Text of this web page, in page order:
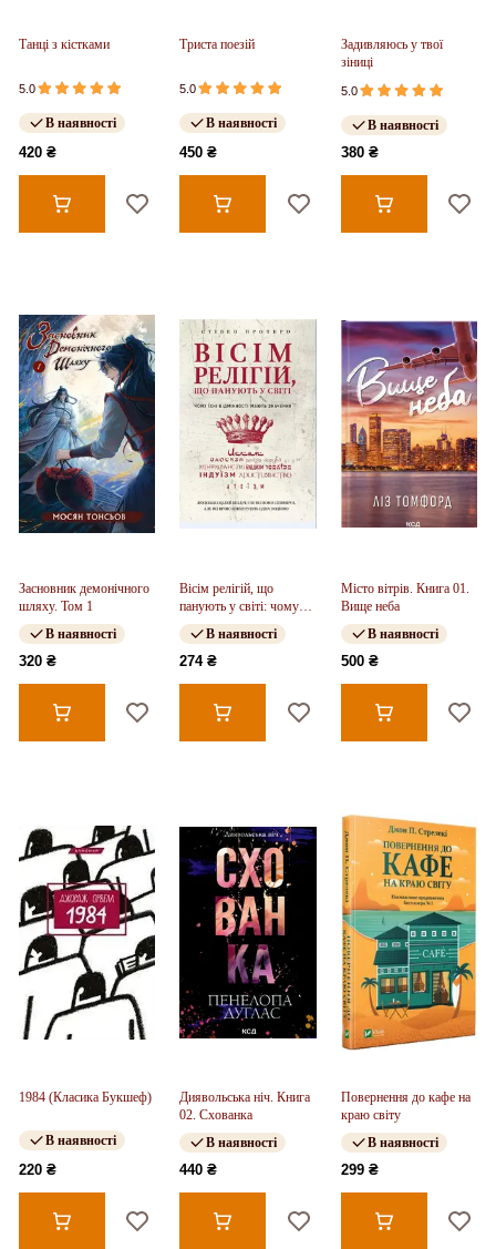
Танці з кістками
5.0
В наявності
420 ₴
Триста поезій
5.0
В наявності
450 ₴
Задивляюсь у твої
зіниці
5.0
В наявності
380 ₴
Засновник демонічного
шляху. Том 1
В наявності
320 ₴
Вісім релігій, що
панують у світі: чому
їхні відмінності мають
значенняВ наявності
274 ₴
Місто вітрів. Книга 01.
Вище неба
В наявності
500 ₴
1984 (Класика Букшеф)
В наявності
220 ₴
Диявольська ніч. Книга
02. Схованка
В наявності
440 ₴
Повернення до кафе на
краю світу
В наявності
299 ₴